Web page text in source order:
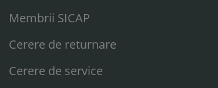
Membrii SICAP
Cerere de returnare
Cerere de service